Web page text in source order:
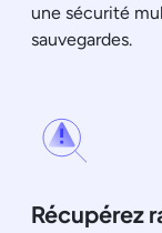
une sécurité
sauvegardes.
Récupérez